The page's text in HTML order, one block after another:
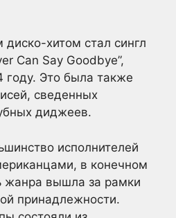
хитом стал сингл
Can Say Goodbye”,
Это была также
сведенных
диджеев.
исполнителей
в конечном
жанра вышла за рамки
принадлежности.